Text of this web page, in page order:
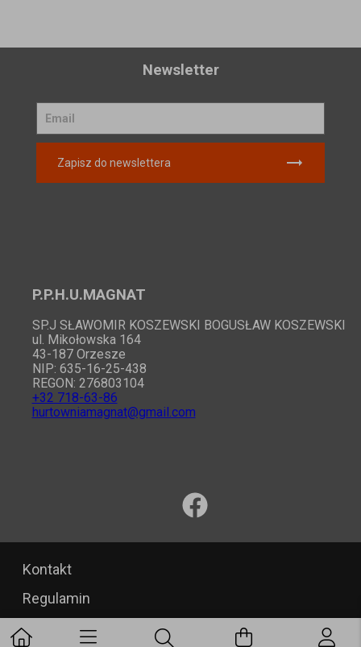
Newsletter
Zapisz do newslettera
P.P.H.U.MAGNAT
SP.J SŁAWOMIR KOSZEWSKI BOGUSŁAW KOSZEWSKI
ul. Mikołowska 164
43-187 Orzesze
NIP: 635-16-25-438
REGON: 276803104
+32 718-63-86
hurtowniamagnat@gmail.com
Kontakt
Regulamin